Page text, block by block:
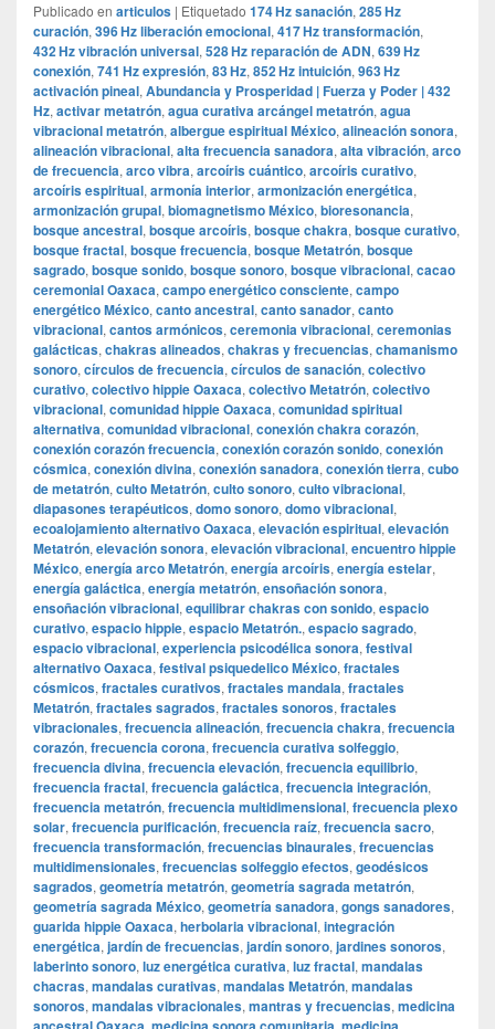
Publicado en articulos | Etiquetado 174 Hz sanación, 285 Hz
curación, 396 Hz liberación emocional, 417 Hz transformación,
432 Hz vibración universal, 528 Hz reparación de ADN, 639 Hz
conexión, 741 Hz expresión, 83 Hz, 852 Hz intuición, 963 Hz
activación pineal, Abundancia y Prosperidad | Fuerza y Poder | 432
Hz, activar metatrón, agua curativa arcángel metatrón, agua
vibracional metatrón, albergue espiritual México, alineación sonora,
alineación vibracional, alta frecuencia sanadora, alta vibración, arco
de frecuencia, arco vibra, arcoíris cuántico, arcoíris curativo,
arcoíris espiritual, armonía interior, armonización energética,
armonización grupal, biomagnetismo México, bioresonancia,
bosque ancestral, bosque arcoíris, bosque chakra, bosque curativo,
bosque fractal, bosque frecuencia, bosque Metatrón, bosque
sagrado, bosque sonido, bosque sonoro, bosque vibracional, cacao
ceremonial Oaxaca, campo energético consciente, campo
energético México, canto ancestral, canto sanador, canto
vibracional, cantos armónicos, ceremonia vibracional, ceremonias
galácticas, chakras alineados, chakras y frecuencias, chamanismo
sonoro, círculos de frecuencia, círculos de sanación, colectivo
curativo, colectivo hippie Oaxaca, colectivo Metatrón, colectivo
vibracional, comunidad hippie Oaxaca, comunidad spiritual
alternativa, comunidad vibracional, conexión chakra corazón,
conexión corazón frecuencia, conexión corazón sonido, conexión
cósmica, conexión divina, conexión sanadora, conexión tierra, cubo
de metatrón, culto Metatrón, culto sonoro, culto vibracional,
diapasones terapéuticos, domo sonoro, domo vibracional,
ecoalojamiento alternativo Oaxaca, elevación espiritual, elevación
Metatrón, elevación sonora, elevación vibracional, encuentro hippie
México, energía arco Metatrón, energía arcoíris, energía estelar,
energía galáctica, energía metatrón, ensoñación sonora,
ensoñación vibracional, equilibrar chakras con sonido, espacio
curativo, espacio hippie, espacio Metatrón., espacio sagrado,
espacio vibracional, experiencia psicodélica sonora, festival
alternativo Oaxaca, festival psiquedelico México, fractales
cósmicos, fractales curativos, fractales mandala, fractales
Metatrón, fractales sagrados, fractales sonoros, fractales
vibracionales, frecuencia alineación, frecuencia chakra, frecuencia
corazón, frecuencia corona, frecuencia curativa solfeggio,
frecuencia divina, frecuencia elevación, frecuencia equilibrio,
frecuencia fractal, frecuencia galáctica, frecuencia integración,
frecuencia metatrón, frecuencia multidimensional, frecuencia plexo
solar, frecuencia purificación, frecuencia raíz, frecuencia sacro,
frecuencia transformación, frecuencias binaurales, frecuencias
multidimensionales, frecuencias solfeggio efectos, geodésicos
sagrados, geometría metatrón, geometría sagrada metatrón,
geometría sagrada México, geometría sanadora, gongs sanadores,
guarida hippie Oaxaca, herbolaria vibracional, integración
energética, jardín de frecuencias, jardín sonoro, jardines sonoros,
laberinto sonoro, luz energética curativa, luz fractal, mandalas
chacras, mandalas curativas, mandalas Metatrón, mandalas
sonoros, mandalas vibracionales, mantras y frecuencias, medicina